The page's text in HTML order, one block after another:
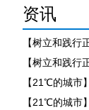
资讯
【树立和践行